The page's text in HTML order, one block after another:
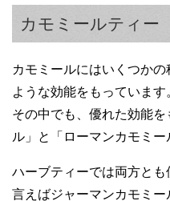
カモミールティー
カモミールにはいくつか
ような効能をもっています
その中でも、優れた効能
ル」と「ローマンカモミー
ハーブティーでは両方と
言えばジャーマンカモミ